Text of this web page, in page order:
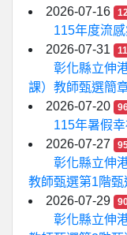
2026-07-16
115年度流
2026-07-31
彰化縣立伸
課）教師甄選簡
2026-07-20
115年暑假
2026-07-27
彰化縣立伸
教師甄選第1階甄
2026-07-29
彰化縣立伸